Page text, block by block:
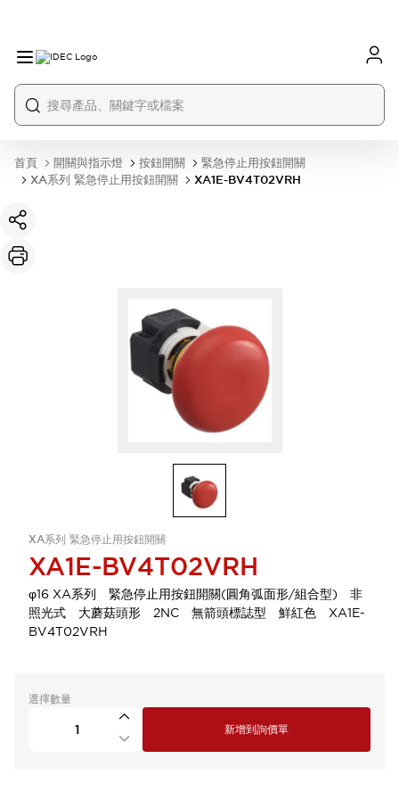
首頁 開關與指示燈 按鈕開關
緊急停止用按鈕開關
XA系列 緊急停止用按鈕開關
XA1E-BV4T02VRH
XA系列 緊急停止用按鈕開關
XA1E-BV4T02VRH
φ16 XA系列 緊急停止用按鈕開關(圓角弧面形/組合型) 非
照光式 大蘑菇頭形 2NC 無箭頭標誌型 鮮紅色 XA1E-
BV4T02VRH
選擇數量
新增到詢價單